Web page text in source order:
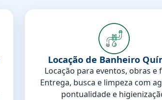
Locação de Banheiro
Locação para eventos, obras e
Entrega, busca e limpeza com
pontualidade e